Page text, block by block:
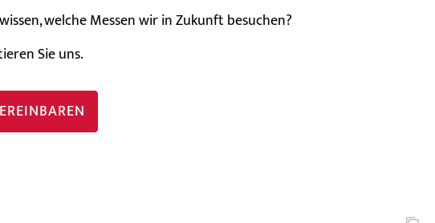
welche Messen wir in Zukunft besuchen?
Sie uns.